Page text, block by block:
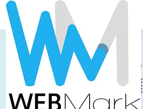
Maturity
Maturity